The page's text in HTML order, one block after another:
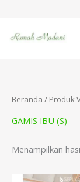
konten
Beranda / Produk
GAMIS IBU (S)
Menampilkan